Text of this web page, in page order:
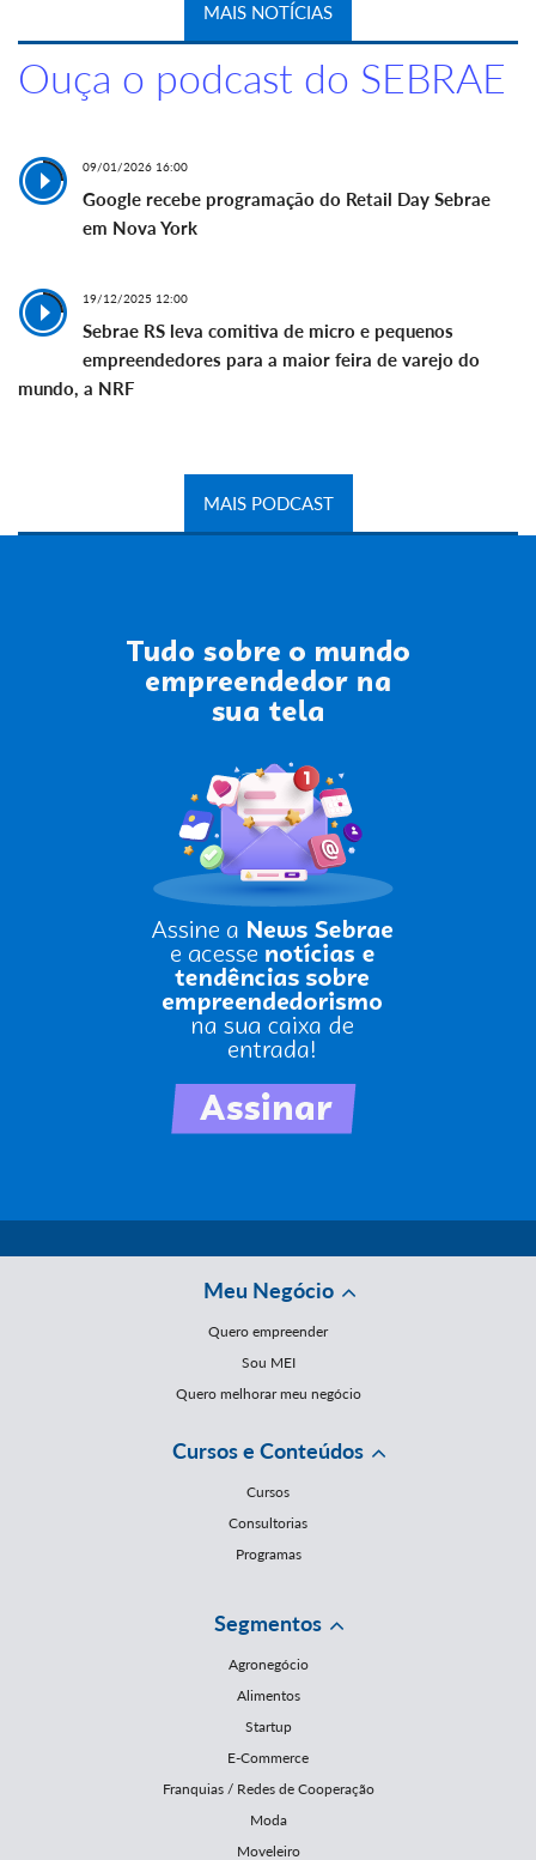
MAIS NOTÍCIAS
Ouça o podcast do SEBRAE
09/01/2026 16:00
Google recebe programação do Retail Day Sebrae
em Nova York
19/12/2025 12:00
Sebrae RS leva comitiva de micro e pequenos
empreendedores para a maior feira de varejo do
mundo, a NRF
MAIS PODCAST
Meu Negócio
Quero empreender
Sou MEI
Quero melhorar meu negócio
Cursos e Conteúdos
Cursos
Consultorias
Programas
Segmentos
Agronegócio
Alimentos
Startup
E-Commerce
Franquias / Redes de Cooperação
Moda
Moveleiro